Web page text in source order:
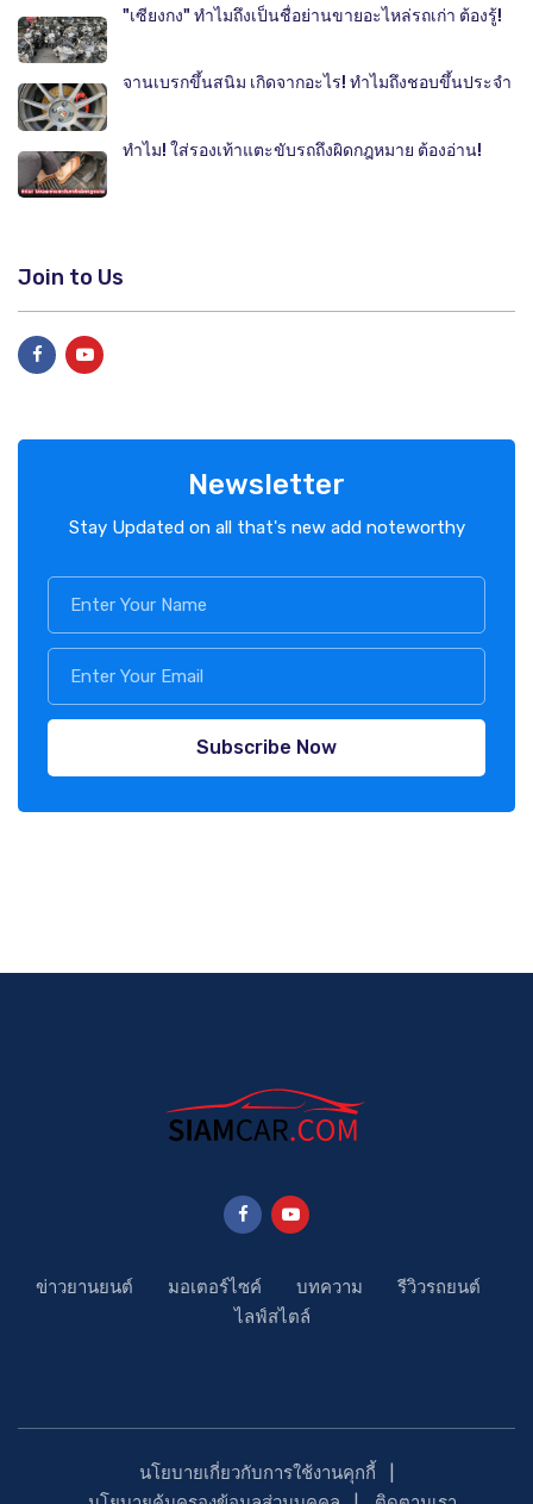
"เซียงกง" ทำไมถึงเป็นชื่อย่านขายอะไหล่รถเก่า ต้องรู้!
จานเบรกขึ้นสนิม เกิดจากอะไร! ทำไมถึงชอบขึ้นประจำ
ทำไม! ใส่รองเท้าแตะขับรถถึงผิดกฎหมาย ต้องอ่าน!
Join to Us
Newsletter
Stay Updated on all that's new add noteworthy
Subscribe Now
ข่าวยานยนต์ มอเตอร์ไซค์ บทความ
รีวิวรถยนต์
ไลฟ์สไตล์
นโยบายเกี่ยวกับการใช้งานคุกกี้